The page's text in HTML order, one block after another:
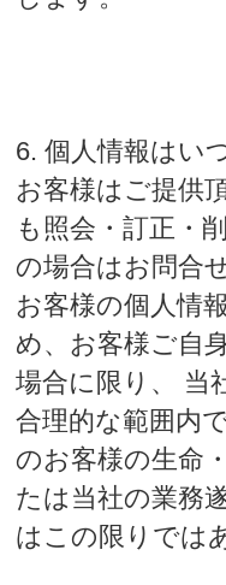
6. 個人情報はい
お客様はご提供
も照会・訂正・
の場合はお問合
お客様の個人情
め、お客様ご自
場合に限り、 当
合理的な範囲内
のお客様の生命
たは当社の業務
はこの限りでは